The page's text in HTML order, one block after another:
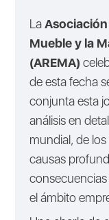
La
Mueble y la
(AREMA)
de esta fecha
conjunta esta
análisis en
mundial, de
causas
el ámbito